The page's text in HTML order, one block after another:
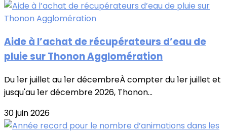
Aide à l’achat de récupérateurs d’eau de
pluie sur Thonon Agglomération
Du 1er juillet au 1er décembreÀ compter du 1er juillet et
jusqu'au 1er décembre 2026, Thonon...
30 juin 2026